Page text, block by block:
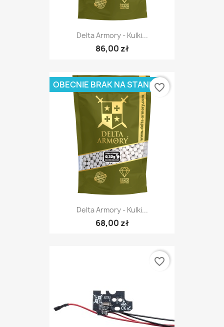
Delta Armory - Kulki...
86,00 zł
Delta Armory - Kulki...
68,00 zł
OBECNIE BRAK NA STANIEfavorite_border
favorite_border